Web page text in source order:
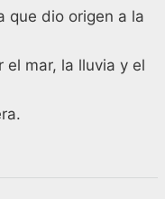
que dio origen a la
mar, la lluvia y el